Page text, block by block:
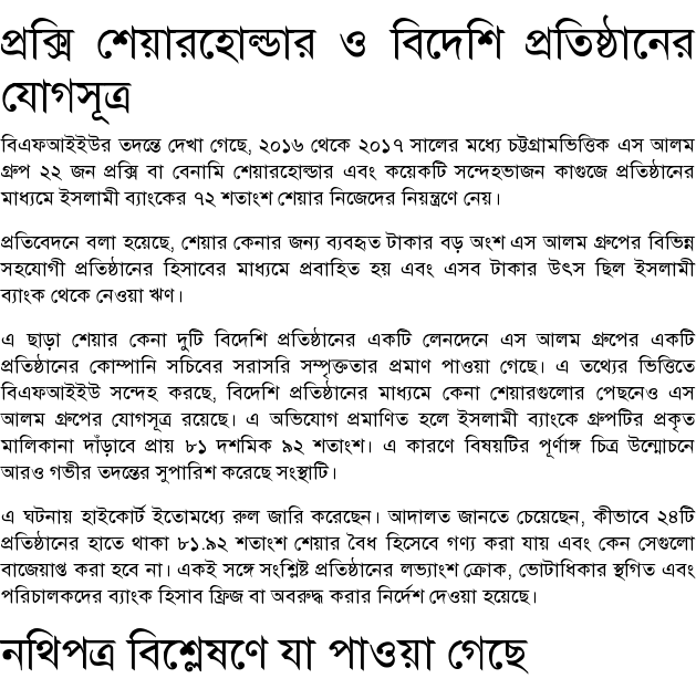
প্রক্সি শেয়ারহোল্ডার ও বিদেশি প্রতিষ্ঠানের
যোগসূত্র
বিএফআইইউর তদন্তে দেখা গেছে, ২০১৬ থেকে ২০১৭ সালের মধ্যে চট্টগ্রামভিত্তিক এস আলম
গ্রুপ ২২ জন প্রক্সি বা বেনামি শেয়ারহোল্ডার এবং কয়েকটি সন্দেহভাজন কাগুজে প্রতিষ্ঠানের
মাধ্যমে ইসলামী ব্যাংকের ৭২ শতাংশ শেয়ার নিজেদের নিয়ন্ত্রণে নেয়।
প্রতিবেদনে বলা হয়েছে, শেয়ার কেনার জন্য ব্যবহৃত টাকার বড় অংশ এস আলম গ্রুপের বিভিন্ন
সহযোগী প্রতিষ্ঠানের হিসাবের মাধ্যমে প্রবাহিত হয় এবং এসব টাকার উৎস ছিল ইসলামী
ব্যাংক থেকে নেওয়া ঋণ।
এ ছাড়া শেয়ার কেনা দুটি বিদেশি প্রতিষ্ঠানের একটি লেনদেনে এস আলম গ্রুপের একটি
প্রতিষ্ঠানের কোম্পানি সচিবের সরাসরি সম্পৃক্ততার প্রমাণ পাওয়া গেছে। এ তথ্যের ভিত্তিতে
বিএফআইইউ সন্দেহ করছে, বিদেশি প্রতিষ্ঠানের মাধ্যমে কেনা শেয়ারগুলোর পেছনেও এস
আলম গ্রুপের যোগসূত্র রয়েছে। এ অভিযোগ প্রমাণিত হলে ইসলামী ব্যাংকে গ্রুপটির প্রকৃত
মালিকানা দাঁড়াবে প্রায় ৮১ দশমিক ৯২ শতাংশ। এ কারণে বিষয়টির পূর্ণাঙ্গ চিত্র উন্মোচনে
আরও গভীর তদন্তের সুপারিশ করেছে সংস্থাটি।
এ ঘটনায় হাইকোর্ট ইতোমধ্যে রুল জারি করেছেন। আদালত জানতে চেয়েছেন, কীভাবে ২৪টি
প্রতিষ্ঠানের হাতে থাকা ৮১.৯২ শতাংশ শেয়ার বৈধ হিসেবে গণ্য করা যায় এবং কেন সেগুলো
বাজেয়াপ্ত করা হবে না। একই সঙ্গে সংশ্লিষ্ট প্রতিষ্ঠানের লভ্যাংশ ক্রোক, ভোটাধিকার স্থগিত এবং
পরিচালকদের ব্যাংক হিসাব ফ্রিজ বা অবরুদ্ধ করার নির্দেশ দেওয়া হয়েছে।
নথিপত্র বিশ্লেষণে যা পাওয়া গেছে